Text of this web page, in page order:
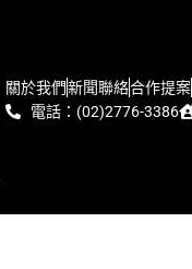
關於我們新聞聯絡合作提案
電話：(02)2776-3386